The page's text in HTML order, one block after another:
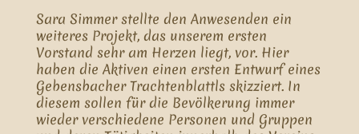
Sara Simmer stellte den Anwesenden ein
weiteres Projekt, das unserem ersten
Vorstand sehr am Herzen liegt, vor. Hier
haben die Aktiven einen ersten Entwurf eines
Gebensbacher Trachtenblattls skizziert. In
diesem sollen für die Bevölkerung immer
wieder verschiedene Personen und Gruppen